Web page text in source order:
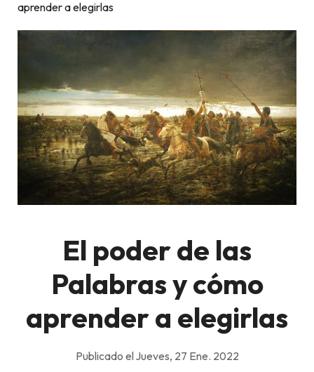
aprender a elegirlas
El poder de las
Palabras y cómo
aprender a elegirlas
Publicado el Jueves, 27 Ene. 2022